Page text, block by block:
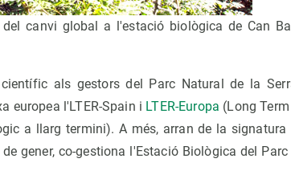
del canvi global a l'estació biològica de Can
als gestors del Parc Natural de la
europea l'LTER-Spain i LTER-Europa (Long
a llarg termini). A més, arran de la signatura
gener, co-gestiona l'Estació Biològica del